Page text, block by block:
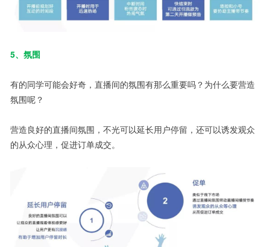
5、氛围
有的同学可能会好奇，直播间的氛围有那么重要吗？为什么要营造
氛围呢？
营造良好的直播间氛围，不光可以延长用户停留，还可以诱发观众
的从众心理，促进订单成交。